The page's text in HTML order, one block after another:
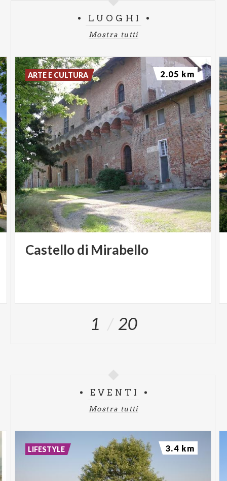
Via Battaglia di Pavia, toponimo che rievoca
direttamente l’evento storico del 1525. Il percorso
resti della Porta Pescarina, identificata come uno
dei luoghi simbolo della battaglia. Il punto di ritrovo
sarà al Castello di Mirabello. Anche in questa
occasione è previsto un momento finale di
degustazione.
Di seguito il calendario completo del Comune di San
Genesio ed Uniti:
22 giugno ore 17
13 luglio ore 17
20 luglio ore 17
14 settembre ore 16
11 ottobre ore 16
LUOGHI
Mostra tutti
Castellodi Mirabello
ARTE E CULTURA 2.05 km
1 20
EVENTI
Mostra tutti
LIFESTYLE 3.4 km